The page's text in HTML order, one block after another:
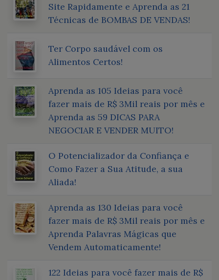
Site Rapidamente e Aprenda as 21
Técnicas de BOMBAS DE VENDAS!
Ter Corpo saudável com os
Alimentos Certos!
Aprenda as 105 Ideias para você
fazer mais de R$ 3Mil reais por mês e
Aprenda as 59 DICAS PARA
NEGOCIAR E VENDER MUITO!
O Potencializador da Confiança e
Como Fazer a Sua Atitude, a sua
Aliada!
Aprenda as 130 Ideias para você
fazer mais de R$ 3Mil reais por mês e
Aprenda Palavras Mágicas que
Vendem Automaticamente!
122 Ideias para você fazer mais de R$